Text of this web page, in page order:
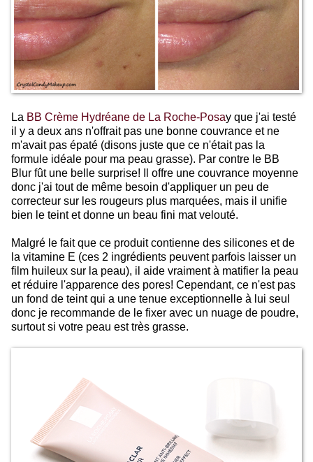
La BB Crème Hydréane de La Roche-Posay que j'ai testé
il y a deux ans n'offrait pas une bonne couvrance et ne
m'avait pas épaté (disons juste que ce n'était pas la
formule idéale pour ma peau grasse). Par contre le BB
Blur fût une belle surprise! Il offre une couvrance moyenne
donc j'ai tout de même besoin d'appliquer un peu de
correcteur sur les rougeurs plus marquées, mais il unifie
bien le teint et donne un beau fini mat velouté.
Malgré le fait que ce produit contienne des silicones et de
la vitamine E (ces 2 ingrédients peuvent parfois laisser un
film huileux sur la peau), il aide vraiment à matifier la peau
et réduire l'apparence des pores! Cependant, ce n'est pas
un fond de teint qui a une tenue exceptionnelle à lui seul
donc je recommande de le fixer avec un nuage de poudre,
surtout si votre peau est très grasse.